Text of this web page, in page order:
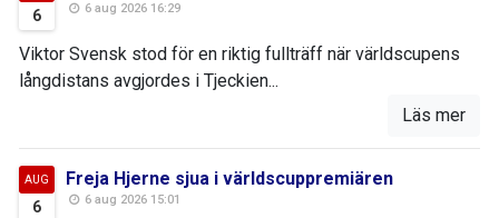
6 6 aug 2026 16:29
Viktor Svensk stod för en riktig fullträff när världscupens
långdistans avgjordes i Tjeckien...
Läs mer
AUG
6
Freja Hjerne sjua i världscuppremiären
6 aug 2026 15:01